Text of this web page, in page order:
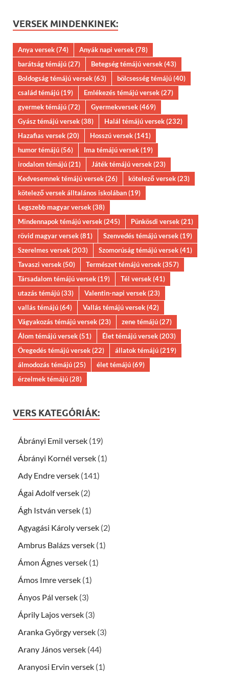
VERSEK MINDENKINEK:
Anya versek(74) Anyák napi versek(78)
barátság témájú(27) Betegség témájú versek(43)
Boldogság témájú versek(63) bölcsesség témájú(40)
család témájú(19) Emlékezés témájú versek(27)
gyermek témájú(72) Gyermekversek(469)
Gyász témájú versek(38) Halál témájú versek(232)
Hazafias versek(20) Hosszú versek(141)
humor témájú(56) Ima témájú versek(19)
irodalom témájú(21) Játék témájú versek(23)
Kedvesemnek témájú versek(26) kötelező versek(23)
kötelező versek álltalános iskolában(19)
Legszebb magyar versek(38)
Mindennapok témájú versek(245) Pünkösdi versek(21)
rövid magyar versek(81) Szenvedés témájú versek(19)
Szerelmes versek(203) Szomorúság témájú versek(41)
Tavaszi versek(50) Természet témájú versek(357)
Társadalom témájú versek(19) Tél versek(41)
utazás témájú(33) Valentin-napi versek(23)
vallás témájú(64) Vallás témájú versek(42)
Vágyakozás témájú versek(23) zene témájú(27)
Álom témájú versek(51) Élet témájú versek(203)
Öregedés témájú versek(22) állatok témájú(219)
álmodozás témájú(25) élet témájú(69)
érzelmek témájú(28)
VERS KATEGÓRIÁK:
Ábrányi Emil versek (19)
Ábrányi Kornél versek (1)
Ady Endre versek (141)
Ágai Adolf versek (2)
Ágh István versek (1)
Agyagási Károly versek (2)
Ambrus Balázs versek (1)
Ámon Ágnes versek (1)
Ámos Imre versek (1)
Ányos Pál versek (3)
Áprily Lajos versek (3)
Aranka György versek (3)
Arany János versek (44)
Aranyosi Ervin versek (1)